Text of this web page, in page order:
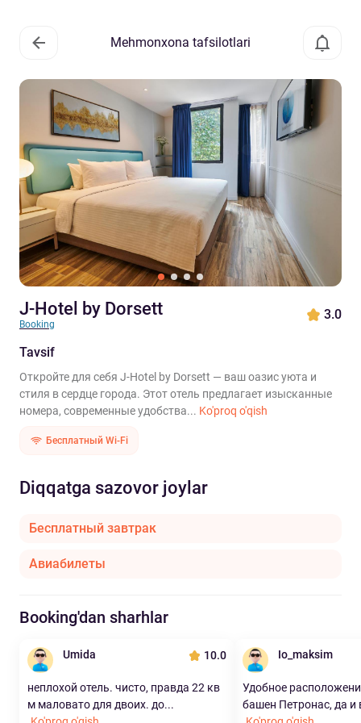
Mehmonxona tafsilotlari
J-Hotel by Dorsett
Booking
3.0
Tavsif
Откройте для себя J-Hotel by Dorsett — ваш оазис уюта и
стиля в сердце города. Этот отель предлагает изысканные
номера, современные удобства... Ko'proq o'qish
Бесплатный Wi-Fi
Diqqatga sazovor joylar
Бесплатный завтрак
Авиабилеты
Booking'dan sharhlar
Umida 10.0
неплохой отель. чисто, правда 22 кв
м маловато для двоих. до...
Io_maksim
Удобное
башен Петронас, да и